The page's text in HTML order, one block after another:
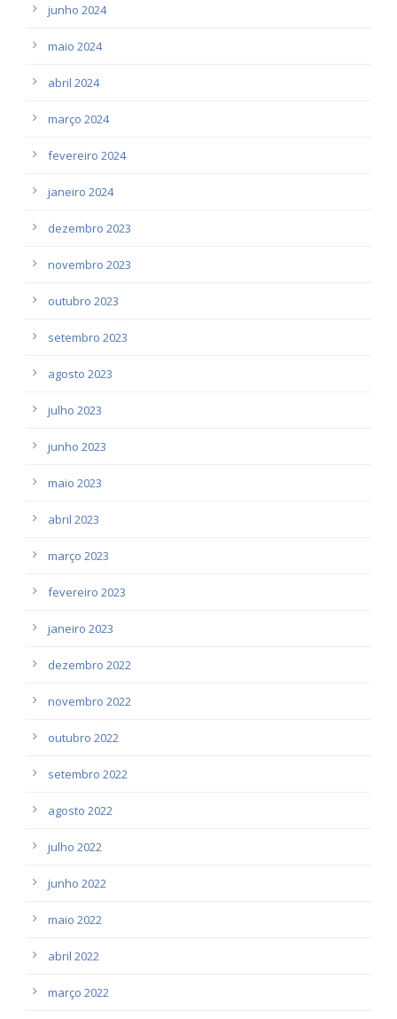
junho 2024
maio 2024
abril 2024
março 2024
fevereiro 2024
janeiro 2024
dezembro 2023
novembro 2023
outubro 2023
setembro 2023
agosto 2023
julho 2023
junho 2023
maio 2023
abril 2023
março 2023
fevereiro 2023
janeiro 2023
dezembro 2022
novembro 2022
outubro 2022
setembro 2022
agosto 2022
julho 2022
junho 2022
maio 2022
abril 2022
março 2022